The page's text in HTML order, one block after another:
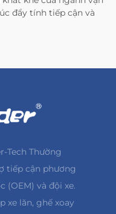
đẩy tính tiếp cận và
Tech Thường
tiếp cận phương
(OEM) và đội xe.
xe lăn, ghế xoay